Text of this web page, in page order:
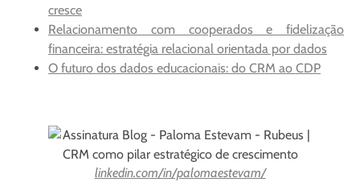
cresce
Relacionamento com cooperados e fidelização
financeira: estratégia relacional orientada por dados
O futuro dos dados educacionais: do CRM ao CDP
linkedin.com/in/palomaestevam/